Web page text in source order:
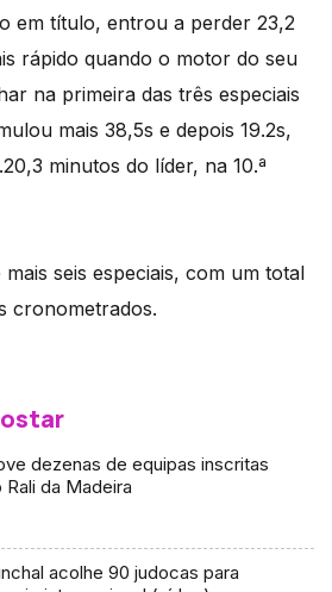
em título, entrou a perder 23,2
rápido quando o motor do seu
na primeira das três especiais
mais 38,5s e depois 19.2s,
minutos do líder, na 10.ª
seis especiais, com um total
cronometrados.
dezenas de equipas inscritas
Rali da Madeira
acolhe 90 judocas para